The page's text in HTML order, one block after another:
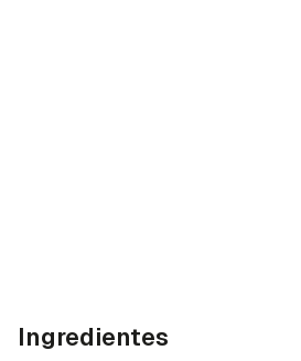
Ingredientes